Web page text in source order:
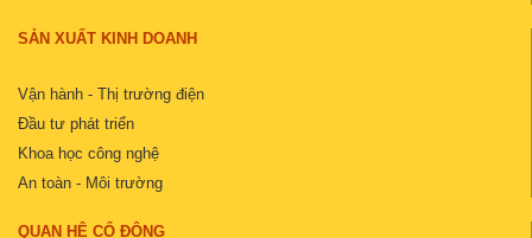
SẢN XUẤT KINH DOANH
Vận hành - Thị trường điện
Đầu tư phát triển
Khoa học công nghệ
An toàn - Môi trường
QUAN HỆ CỔ ĐÔNG